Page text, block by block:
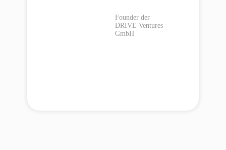
Founder der
DRIVE Ventures
GmbH